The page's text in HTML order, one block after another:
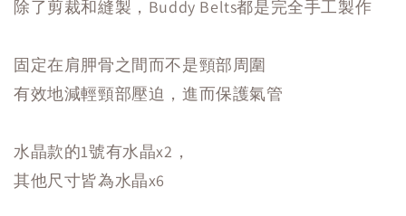
除了剪裁和縫製，Buddy Belts都是完全手工製作
固定在肩胛骨之間而不是頸部周圍
有效地減輕頸部壓迫，進而保護氣管
水晶款的1號有水晶x2，
其他尺寸皆為水晶x6